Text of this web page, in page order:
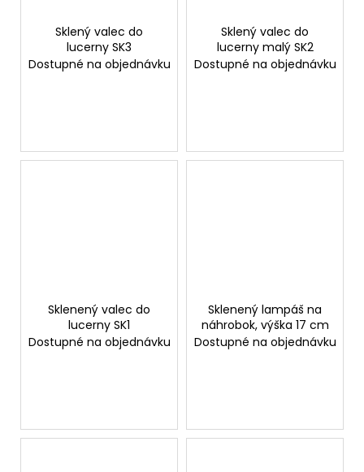
Sklený valec do
lucerny SK3
Dostupné na objednávku
Sklený valec do
lucerny malý SK2
Dostupné na objednávku
Sklenený valec do
lucerny SK1
Dostupné na objednávku
Sklenený lampáš na
náhrobok, výška 17 cm
Dostupné na objednávku